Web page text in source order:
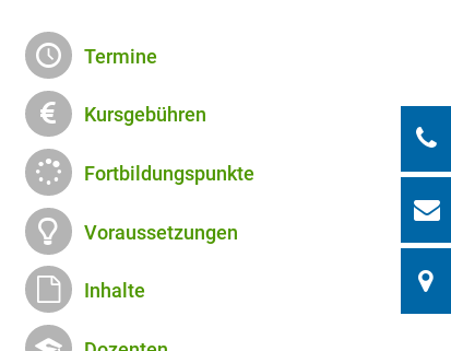
Termine
Kursgebühren
Fortbildungspunkte
Voraussetzungen
Inhalte